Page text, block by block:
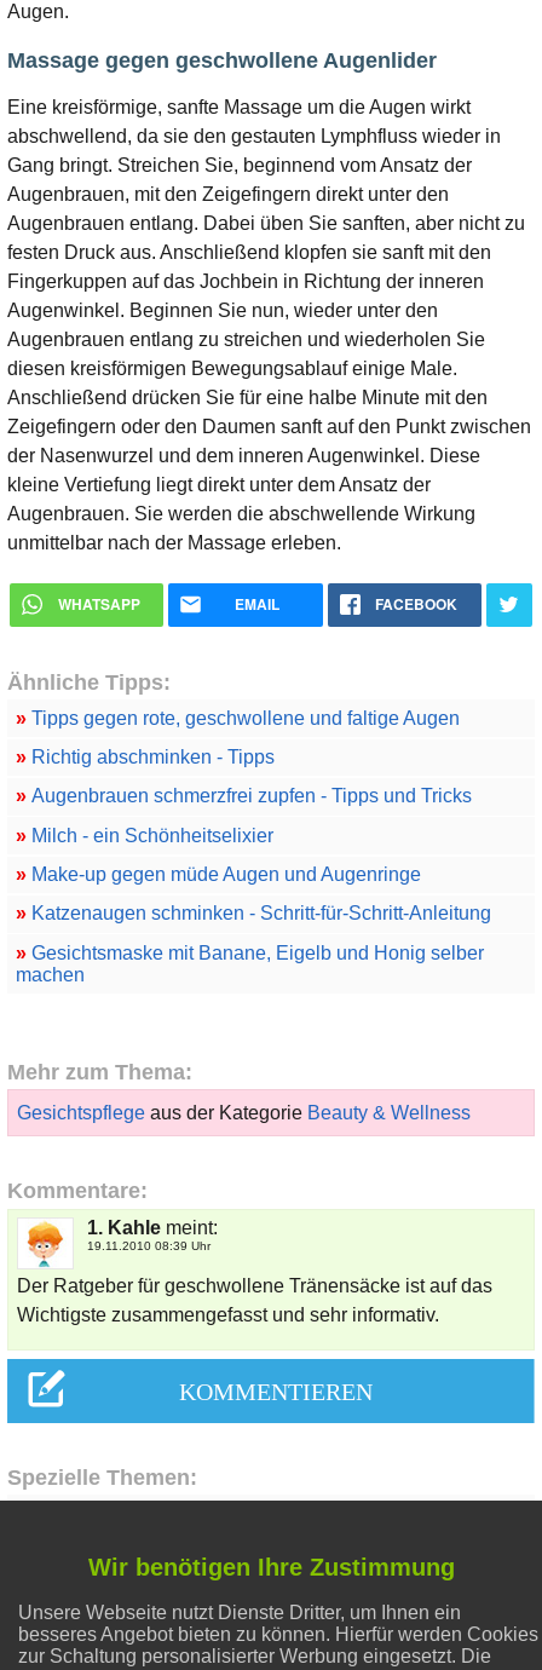
Augen.
Massage gegen geschwollene Augenlider
Eine kreisförmige, sanfte Massage um die Augen wirkt
abschwellend, da sie den gestauten Lymphfluss wieder in
Gang bringt. Streichen Sie, beginnend vom Ansatz der
Augenbrauen, mit den Zeigefingern direkt unter den
Augenbrauen entlang. Dabei üben Sie sanften, aber nicht zu
festen Druck aus. Anschließend klopfen sie sanft mit den
Fingerkuppen auf das Jochbein in Richtung der inneren
Augenwinkel. Beginnen Sie nun, wieder unter den
Augenbrauen entlang zu streichen und wiederholen Sie
diesen kreisförmigen Bewegungsablauf einige Male.
Anschließend drücken Sie für eine halbe Minute mit den
Zeigefingern oder den Daumen sanft auf den Punkt zwischen
der Nasenwurzel und dem inneren Augenwinkel. Diese
kleine Vertiefung liegt direkt unter dem Ansatz der
Augenbrauen. Sie werden die abschwellende Wirkung
unmittelbar nach der Massage erleben.
WHATSAPP EMAIL FACEBOOK
Ähnliche Tipps:
»Tipps gegen rote, geschwollene und faltige Augen
»Richtig abschminken - Tipps
»Augenbrauen schmerzfrei zupfen - Tipps und Tricks
»Milch - ein Schönheitselixier
»Make-up gegen müde Augen und Augenringe
»Katzenaugen schminken - Schritt-für-Schritt-Anleitung
»Gesichtsmaske mit Banane, Eigelb und Honig selber
machen
Mehr zum Thema:
Gesichtspflegeaus der Kategorie Beauty & Wellness
Kommentare:
1. Kahlemeint:
19.11.2010 08:39 Uhr
Der Ratgeber für geschwollene Tränensäcke ist auf das
Wichtigste zusammengefasst und sehr informativ.
Spezielle Themen:
Liebe & Partnerschaft
Wir benötigen Ihre Zustimmung
Unsere Webseite nutzt Dienste Dritter, um Ihnen ein
besseres Angebot bieten zu können. Hierfür werden Cookies
zur Schaltung personalisierter Werbung eingesetzt. Die